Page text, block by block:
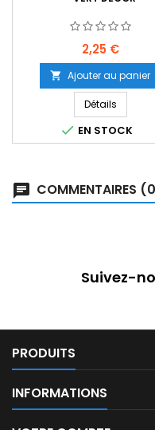
Prix
2,25 €
 Ajouter au panier
Détails
 EN STOCK
COMMENTAIRES
Suivez-
PRODUITS
INFORMATIONS